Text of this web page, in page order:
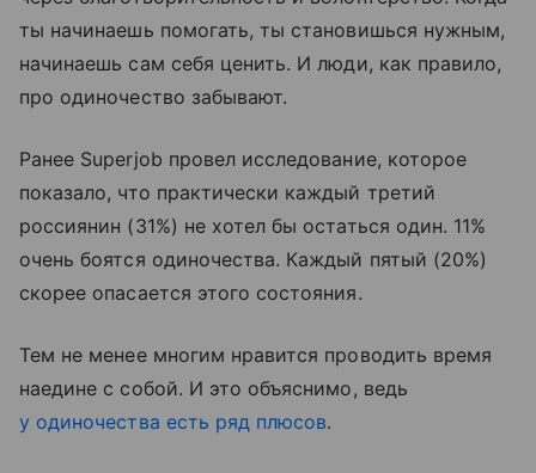
ты начинаешь помогать, ты становишься нужным,
начинаешь сам себя ценить. И люди, как правило,
про одиночество забывают.
Ранее Superjob провел исследование, которое
показало, что практически каждый третий
россиянин (31%) не хотел бы остаться один. 11%
очень боятся одиночества. Каждый пятый (20%)
скорее опасается этого состояния.
Тем не менее многим нравится проводить время
наедине с собой. И это объяснимо, ведь
у одиночества есть ряд плюсов.